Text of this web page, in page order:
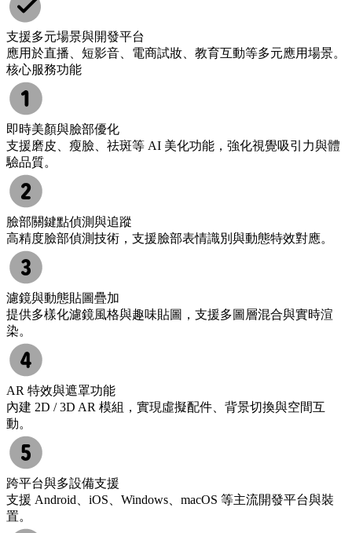
支援多元場景與開發平台
應用於直播、短影音、電商試妝、教育互動等多元應用場景。
核心服務功能
即時美顏與臉部優化
支援磨皮、瘦臉、祛斑等 AI 美化功能，強化視覺吸引力與體
驗品質。
臉部關鍵點偵測與追蹤
高精度臉部偵測技術，支援臉部表情識別與動態特效對應。
濾鏡與動態貼圖疊加
提供多樣化濾鏡風格與趣味貼圖，支援多圖層混合與實時渲
染。
AR 特效與遮罩功能
內建 2D / 3D AR 模組，實現虛擬配件、背景切換與空間互
動。
跨平台與多設備支援
支援 Android、iOS、Windows、macOS 等主流開發平台與裝
置。